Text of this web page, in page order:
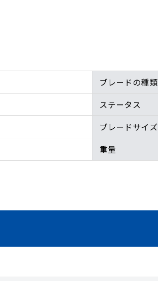
ブレードの種類
ステータス
ブレードサイズ
重量